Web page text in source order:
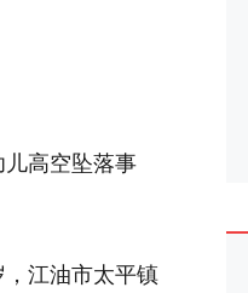
高空坠落事
江油市太平镇